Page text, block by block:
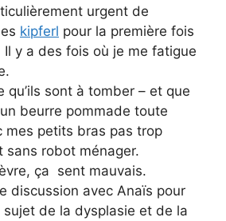
urgent de
kipferl pour la première fois
Il y a des fois où je me fatigue
qu’ils sont à tomber – et que
un beurre pommade toute
mes petits bras pas trop
sans robot ménager.
ça sent mauvais.
discussion avec Anaïs pour
sujet de la dysplasie et de la